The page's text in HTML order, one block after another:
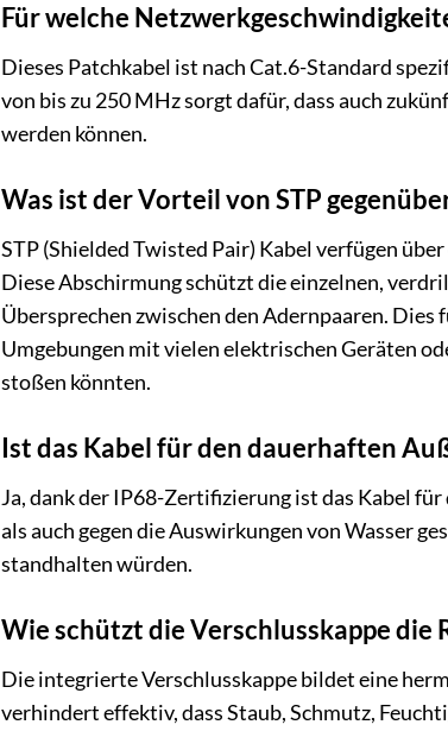
Für welche
Dieses Patchkabel ist nach Cat.6-Standard
von bis zu 250 MHz sorgt dafür, dass auch
werden können.
Was ist der Vorteil von STP
STP (Shielded Twisted Pair) Kabel verfügen
Diese Abschirmung schützt die einzelnen,
Übersprechen zwischen den Adernpaaren.
Umgebungen mit vielen elektrischen Geräten
stoßen könnten.
Ist das Kabel für den dauerhaften
Ja, dank der IP68-Zertifizierung ist das Kabel
als auch gegen die Auswirkungen von Wasser
standhalten würden.
Wie schützt die Verschlusskappe die
Die integrierte Verschlusskappe bildet eine
verhindert effektiv, dass Staub, Schmutz,